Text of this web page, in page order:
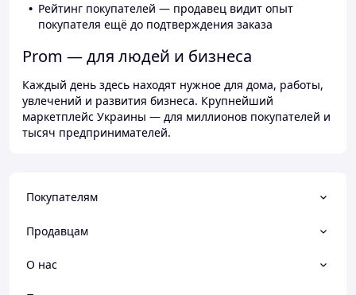
Рейтинг покупателей — продавец видит опыт
покупателя ещё до подтверждения заказа
Prom — для людей и бизнеса
Каждый день здесь находят нужное для дома, работы,
увлечений и развития бизнеса. Крупнейший
маркетплейс Украины — для миллионов покупателей и
тысяч предпринимателей.
Покупателям
Продавцам
О нас